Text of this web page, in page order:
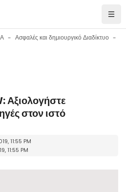
Ασφαλές και δημιουργικό Διαδίκτυο
Αξιολογήστε
στον ιστό
11:55 PM
11:55 PM